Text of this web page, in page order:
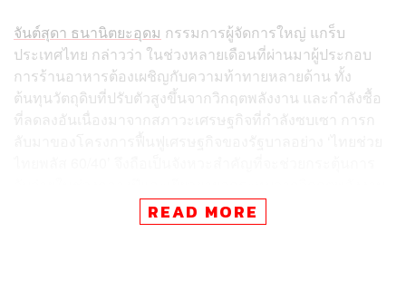
จันต์สุดา ธนานิตยะอุดม กรรมการผู้จัดการใหญ่ แกร็บ
ประเทศไทย กล่าวว่า ในช่วงหลายเดือนที่ผ่านมาผู้ประกอบ
การร้านอาหารต้องเผชิญกับความท้าทายหลายด้าน ทั้ง
ต้นทุนวัตถุดิบที่ปรับตัวสูงขึ้นจากวิกฤตพลังงาน และกำลังซื้อ
ที่ลดลงอันเนื่องมาจากสภาวะเศรษฐกิจที่กำลังซบเซา การก
ซึ่งหลังจากเปิดให้ลงทะเบียนเข้าร่วมโครงการฯ 4 วัน (25-28
พ.ค.) ได้รับความสนใจอย่างมากจนมีผู้ลงทะเบียนไปแล้ว
READ MORE